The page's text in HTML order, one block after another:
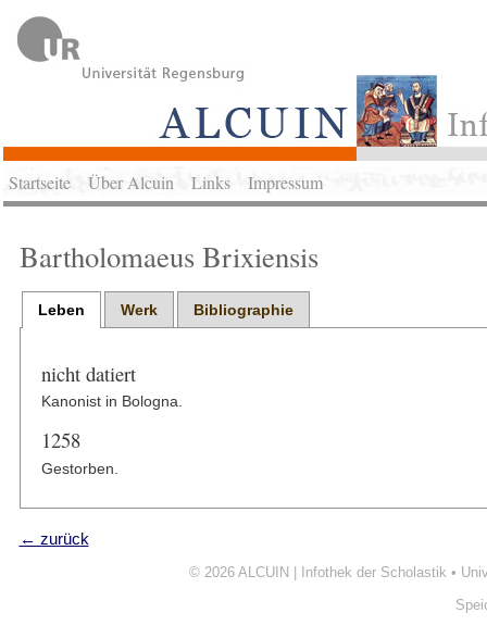
Startseite Über Alcuin Links Impressum
Bartholomaeus Brixiensis
Leben Werk Bibliographie
nicht datiert
Kanonist in Bologna.
1258
Gestorben.
← zurück
© 2026 ALCUIN | Infothek der Scholastik •